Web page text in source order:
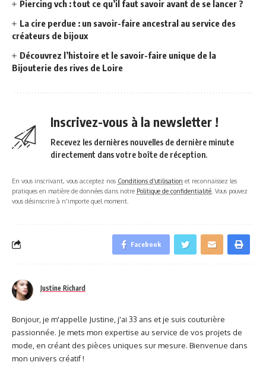
Piercing vch : tout ce qu’il faut savoir avant de se lancer ?
La cire perdue : un savoir-faire ancestral au service des
créateurs de bijoux
Découvrez l’histoire et le savoir-faire unique de la
Bijouterie des rives de Loire
Inscrivez-vous à la newsletter !
Recevez les dernières nouvelles de dernière minute
directement dans votre boîte de réception.
En vous inscrivant, vous acceptez nos Conditions d'utilisation et reconnaissez les
pratiques en matière de données dans notre Politique de confidentialité . Vous pouvez
vous désinscrire à n'importe quel moment.
Facebook
Justine Richard
Bonjour, je m'appelle Justine, j'ai 33 ans et je suis couturière
passionnée. Je mets mon expertise au service de vos projets de
mode, en créant des pièces uniques sur mesure. Bienvenue dans
mon univers créatif !